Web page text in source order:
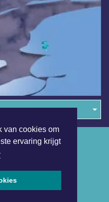
van cookies om
ervaring krijgt